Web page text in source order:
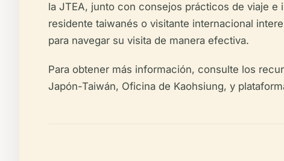
la JTEA, junto con consejos prácticos de viaje
residente taiwanés o visitante internacional
para navegar su visita de manera efectiva.
Para obtener más información, consulte los
Japón-Taiwán, Oficina de Kaohsiung, y